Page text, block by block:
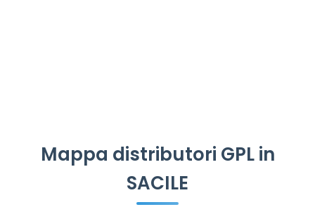
Mappa distributori GPL in
SACILE